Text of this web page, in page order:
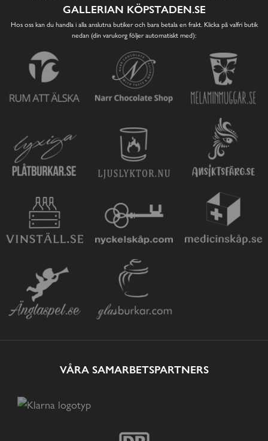
GALLERIAN KÖPSTADEN.SE
Hos oss kan du handla i alla anslutna butiker och bara betala en frakt. Klicka på valfri butik
nedan (din varukorg följer automatiskt med):
VÅRA SAMARBETSPARTNERS